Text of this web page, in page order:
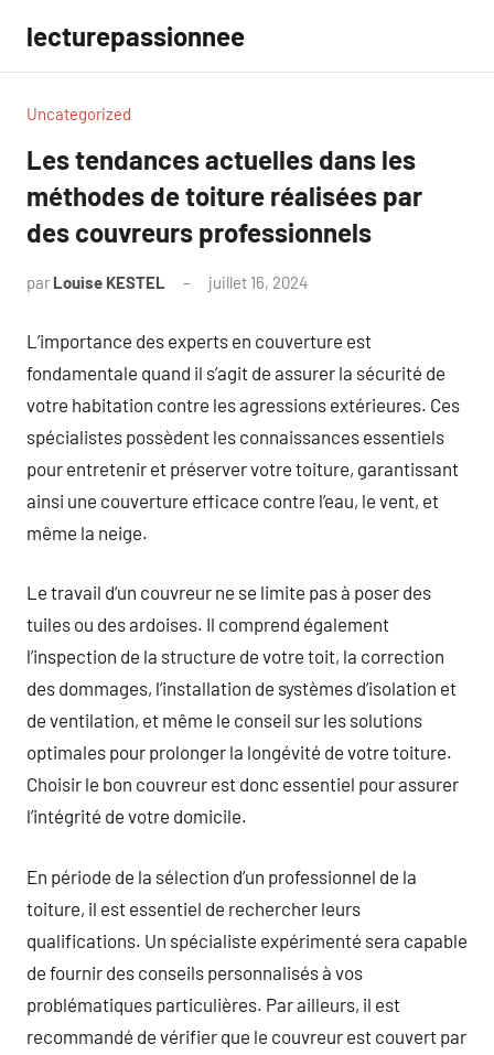
contenu
lecturepassionnee
Uncategorized
Les tendances actuelles dans les
méthodes de toiture réalisées par
des couvreurs professionnels
par Louise KESTEL juillet 16, 2024
L’importance des experts en couverture est
fondamentale quand il s’agit de assurer la sécurité de
votre habitation contre les agressions extérieures. Ces
spécialistes possèdent les connaissances essentiels
pour entretenir et préserver votre toiture, garantissant
ainsi une couverture efficace contre l’eau, le vent, et
même la neige.
Le travail d’un couvreur ne se limite pas à poser des
tuiles ou des ardoises. Il comprend également
l’inspection de la structure de votre toit, la correction
des dommages, l’installation de systèmes d’isolation et
de ventilation, et même le conseil sur les solutions
optimales pour prolonger la longévité de votre toiture.
Choisir le bon couvreur est donc essentiel pour assurer
l’intégrité de votre domicile.
En période de la sélection d’un professionnel de la
toiture, il est essentiel de rechercher leurs
qualifications. Un spécialiste expérimenté sera capable
de fournir des conseils personnalisés à vos
problématiques particulières. Par ailleurs, il est
recommandé de vérifier que le couvreur est couvert par